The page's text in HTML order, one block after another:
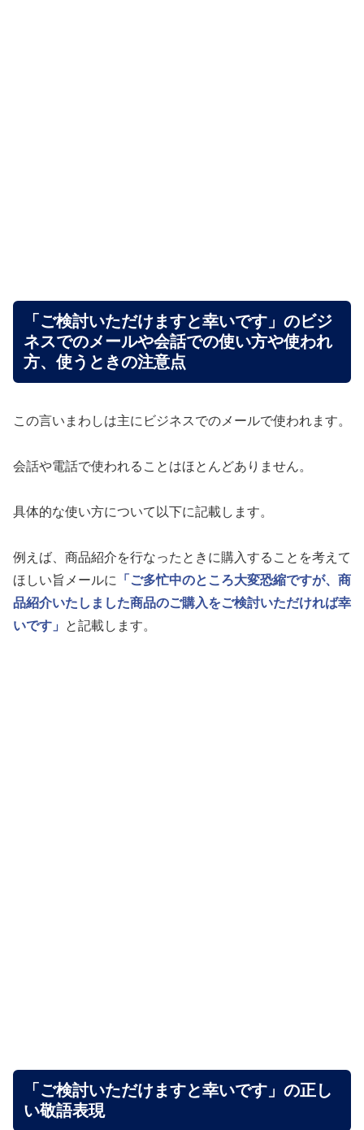
「ご検討いただけますと幸いです」のビジ
ネスでのメールや会話での使い方や使われ
方、使うときの注意点
この言いまわしは主にビジネスでのメールで使われます。
会話や電話で使われることはほとんどありません。
具体的な使い方について以下に記載します。
例えば、商品紹介を行なったときに購入することを考えて
ほしい旨メールに
「ご多忙中のところ大変恐縮ですが、商
品紹介いたしました商品のご購入をご検討いただければ幸
いです」
と記載します。
「ご検討いただけますと幸いです」の正し
い敬語表現